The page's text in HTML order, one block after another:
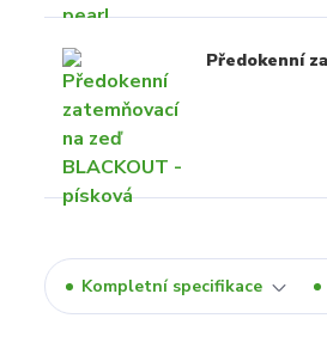
Předokenní
Kompletní specifikace